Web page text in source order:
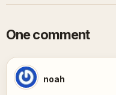
One comment
noah